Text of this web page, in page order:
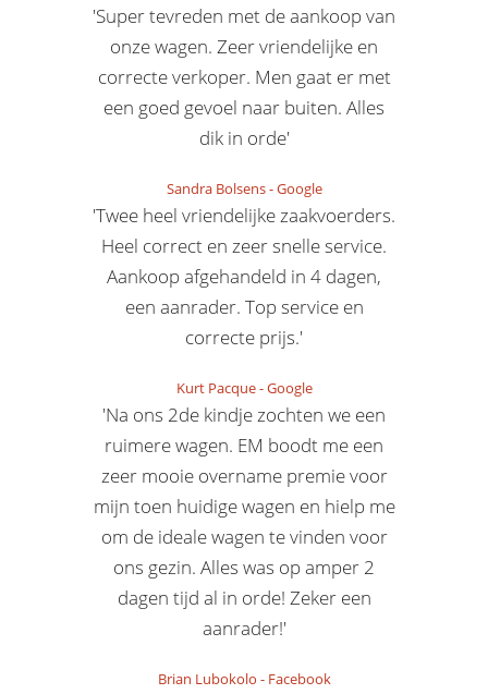
'Super tevreden met de aankoop van
onze wagen. Zeer vriendelijke en
correcte verkoper. Men gaat er met
een goed gevoel naar buiten. Alles
dik in orde'
Sandra Bolsens-Google
'Twee heel vriendelijke zaakvoerders.
Heel correct en zeer snelle service.
Aankoop afgehandeld in 4 dagen,
een aanrader. Top service en
correcte prijs.'
Kurt Pacque-Google
'Na ons 2de kindje zochten we een
ruimere wagen. EM boodt me een
zeer mooie overname premie voor
mijn toen huidige wagen en hielp me
om de ideale wagen te vinden voor
ons gezin. Alles was op amper 2
dagen tijd al in orde! Zeker een
aanrader!'
Brian Lubokolo - Facebook